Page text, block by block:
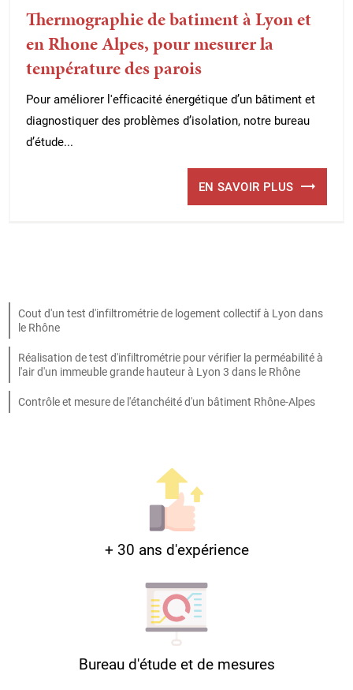
Thermographie de batiment à Lyon et
en Rhone Alpes, pour mesurer la
température des parois
Pour améliorer l'efficacité énergétique d’un bâtiment et
diagnostiquer des problèmes d’isolation, notre bureau
d’étude...
EN SAVOIR PLUS
Cout d'un test d'infiltrométrie de logement collectif à Lyon dans
le Rhône
Réalisation de test d'infiltrométrie pour vérifier la perméabilité à
l'air d'un immeuble grande hauteur à Lyon 3 dans le Rhône
Contrôle et mesure de l'étanchéité d'un bâtiment Rhône-Alpes
+ 30 ans d'expérience
Bureau d'étude et de mesures